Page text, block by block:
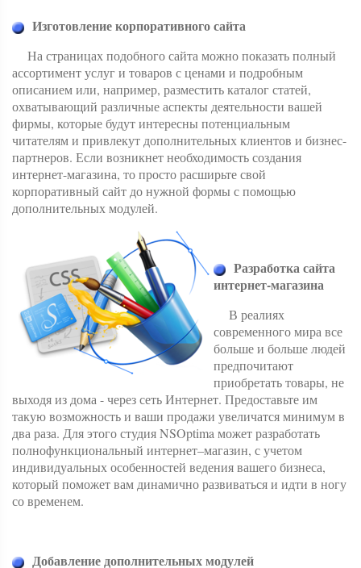
Изготовление корпоративного сайта
На страницах подобного сайта можно показать полный
ассортимент услуг и товаров с ценами и подробным
описанием или, например, разместить каталог статей,
охватывающий различные аспекты деятельности вашей
фирмы, которые будут интересны потенциальным
читателям и привлекут дополнительных клиентов и бизнес-
партнеров. Если возникнет необходимость создания
интернет-магазина, то просто расширьте свой
корпоративный сайт до нужной формы с помощью
дополнительных модулей.
Разработка сайта
интернет-магазина
В реалиях
современного мира все
больше и больше людей
предпочитают
приобретать товары, не
выходя из дома - через сеть Интернет. Предоставьте им
такую возможность и ваши продажи увеличатся минимум в
два раза. Для этого студия NSOptima может разработать
полнофункциональный интернет–магазин, с учетом
индивидуальных особенностей ведения вашего бизнеса,
который поможет вам динамично развиваться и идти в ногу
со временем.
Добавление дополнительных модулей